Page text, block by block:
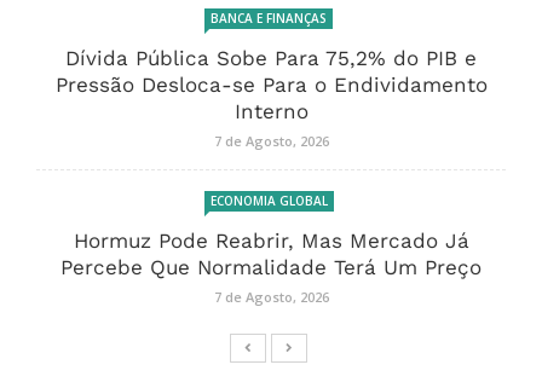
BANCA E FINANÇAS
Dívida Pública Sobe Para 75,2% do PIB e
Pressão Desloca-se Para o Endividamento
Interno
7 de Agosto, 2026
ECONOMIA GLOBAL
Hormuz Pode Reabrir, Mas Mercado Já
Percebe Que Normalidade Terá Um Preço
7 de Agosto, 2026